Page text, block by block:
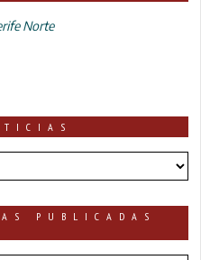
Norte
PUBLICADAS